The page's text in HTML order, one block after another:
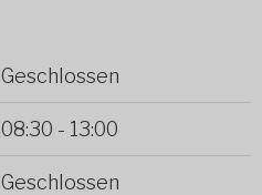
Geschlossen
08:30 - 13:00
Geschlossen